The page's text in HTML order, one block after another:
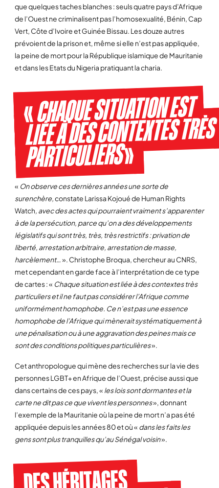
que quelques taches blanches : seuls quatre pays d’Afrique
de l’Ouest ne criminalisent pas l’homosexualité, Bénin, Cap
Vert, Côte d’Ivoire et Guinée Bissau. Les douze autres
prévoient de la prison et, même si elle n’est pas appliquée,
la peine de mort pour la République islamique de Mauritanie
et dans les Etats du Nigeria pratiquant la charia.
«CHAQUE SITUATION EST
LIÉE À DES CONTEXTES TRÈS
PARTICULIERS»
« On observe ces dernières années une sorte de
surenchère,constate Larissa Kojoué de Human Rights
Watch, avec des actes qui pourraient vraiment s’apparenter
à de la persécution, parce qu’on a des développements
législatifs qui sont très, très, très restrictifs : privation de
liberté, arrestation arbitraire, arrestation de masse,
harcèlement…». Christophe Broqua, chercheur au CNRS,
met cependant en garde face à l’interprétation de ce type
de cartes : « Chaque situation est liée à des contextes très
particuliers et il ne faut pas considérer l’Afrique comme
uniformément homophobe. Ce n’est pas une essence
homophobe de l’Afrique qui mènerait systématiquement à
une pénalisation ou à une aggravation des peines mais ce
sont des conditions politiques particulières».
Cet anthropologue qui mène des recherches sur la vie des
personnes LGBT+ en Afrique de l’Ouest, précise aussi que
dans certains de ces pays, « les lois sont dormantes et la
carte ne dit pas ce que vivent les personnes», donnant
l’exemple de la Mauritanie où la peine de mort n’a pas été
appliquée depuis les années 80 et où « dans les faits les
gens sont plus tranquilles qu’au Sénégal voisin».